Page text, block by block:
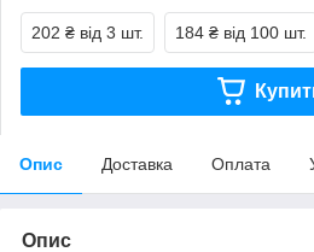
202 ₴ від 3 шт. 184 ₴ від 100 шт.
Опис Доставка Оплата
Опис